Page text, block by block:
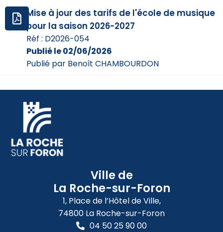
Mise à jour des tarifs de l'école de musique
pour la saison 2026-2027
Réf : D2026-054
Publié le 02/06/2026
Publié par Benoît CHAMBOURDON
Ville de
La Roche-sur-Foron
1, Place de l’Hôtel de Ville,
74800 La Roche-sur-Foron
04 50 25 90 00